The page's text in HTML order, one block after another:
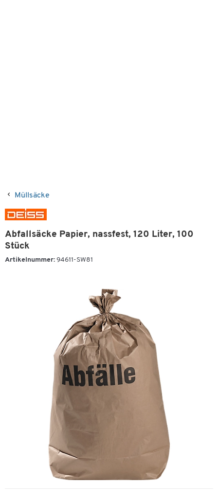
Müllsäcke
Abfallsäcke Papier, nassfest, 120 Liter, 100
Stück
Artikelnummer: 94611-SW81